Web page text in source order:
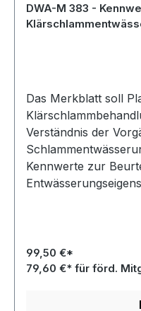
DWA-M 383 -
Das Merkblatt soll
Verständnis der
Kennwerte zur
99,50 €*
79,60 €* für förd.